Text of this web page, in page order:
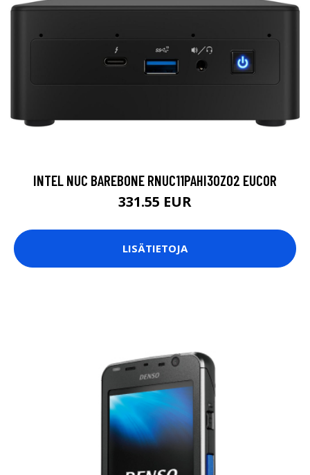
INTEL NUC BAREBONE RNUC11PAHI30Z02 EUCOR
331.55 EUR
LISÄTIETOJA